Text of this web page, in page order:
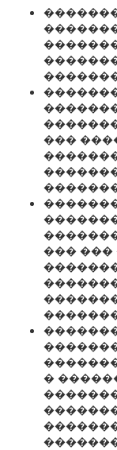
���
��� ���
�